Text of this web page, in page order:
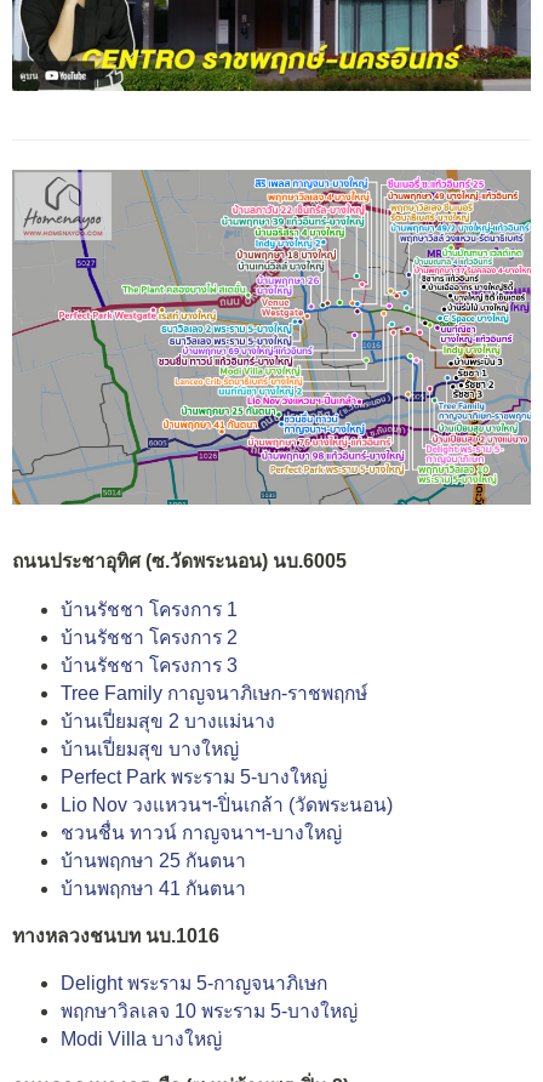
ถนนประชาอุทิศ (ซ.วัดพระนอน) นบ.6005
บ้านรัชชา โครงการ 1
บ้านรัชชา โครงการ 2
บ้านรัชชา โครงการ 3
Tree Family กาญจนาภิเษก-ราชพฤกษ์
บ้านเปี่ยมสุข 2 บางแม่นาง
บ้านเปี่ยมสุข บางใหญ่
Perfect Park พระราม 5-บางใหญ่
Lio Nov วงแหวนฯ-ปิ่นเกล้า (วัดพระนอน)
ชวนชื่น ทาวน์ กาญจนาฯ-บางใหญ่
บ้านพฤกษา 25 กันตนา
บ้านพฤกษา 41 กันตนา
ทางหลวงชนบท นบ.1016
Delight พระราม 5-กาญจนาภิเษก
พฤกษาวิลเลจ 10 พระราม 5-บางใหญ่
Modi Villa บางใหญ่